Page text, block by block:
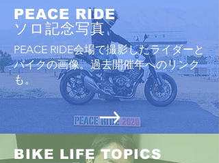
PEACE RIDE
ソロ記念写真
PEACE RIDE会場で撮影したライダーと
バイクの画像。過去開催年へのリンク
も。
BIKE LIFE TOPICS